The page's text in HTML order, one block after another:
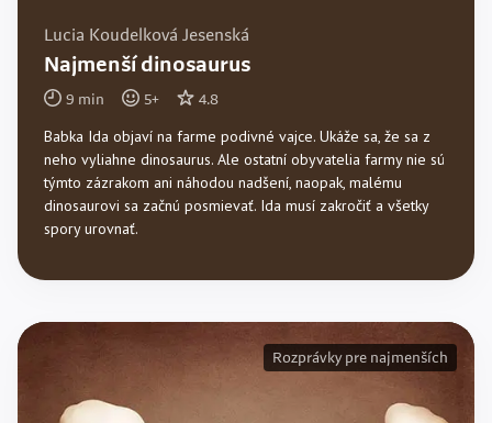
Lucia Koudelková Jesenská
Najmenší dinosaurus
9 min 5+ 4.8
Babka Ida objaví na farme podivné vajce. Ukáže sa, že sa z
neho vyliahne dinosaurus. Ale ostatní obyvatelia farmy nie sú
týmto zázrakom ani náhodou nadšení, naopak, malému
dinosaurovi sa začnú posmievať. Ida musí zakročiť a všetky
spory urovnať.
Rozprávky pre najmenších